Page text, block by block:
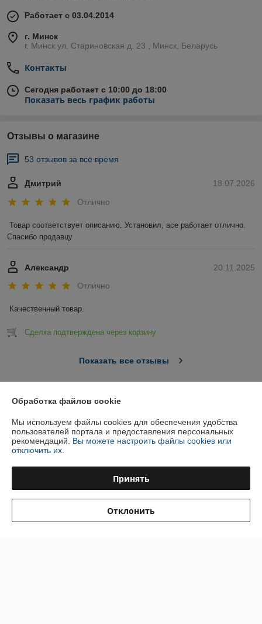
Работает с 03.04.2014
г. Минск
г. Минск ул. Стариновская д. 23 , Минск, Беларусь
Контакты
Сегодня работает с 10:00 до 18:00
Показать весь график работы
Отзывы о магазине
53 отзывов за всё время
18.07.2026
Дмитрий
Отлично
Товар соответствует описанию. Установил, все работает отлично.
Спасибо продавцу
20.11.2025
Александр
Отлично
Качественный товар.
Сделка подтверждена через корзину
Показать все отзывы
О нас
Контакты
Доставка и оплата
Обработка файлов cookie
Мы используем файлы cookies для обеспечения удобства
пользователей портала и предоставления персональных
рекомендаций. Вы можете настроить файлы cookies или
отключить их.
Принять
Отклонить